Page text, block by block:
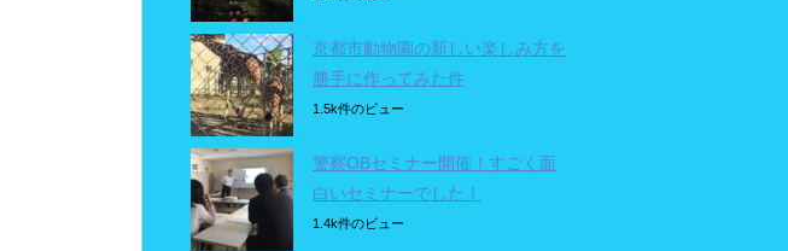
京都市動物園の新しい楽しみ方を
勝手に作ってみた件
1.5k件のビュー
警察OBセミナー開催！すごく面
白いセミナーでした！
1.4k件のビュー